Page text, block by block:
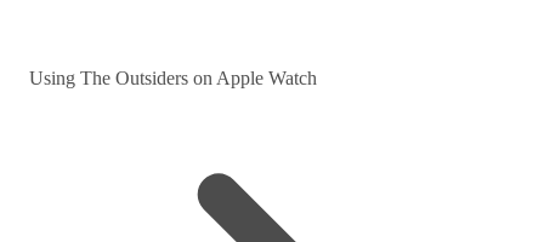
Using The Outsiders on Apple Watch